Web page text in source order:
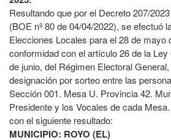
Resultando que por el Decreto 207/
(BOE nº 80 de 04/04/2022), se efectuó
Elecciones Locales para el 28 de mayo
conformidad con el artículo 26 de la
de junio, del Régimen Electoral
designación por sorteo entre las
Sección 001. Mesa U. Provincia 42.
Presidente y los Vocales de cada
con el siguiente resultado:
MUNICIPIO: ROYO (EL)